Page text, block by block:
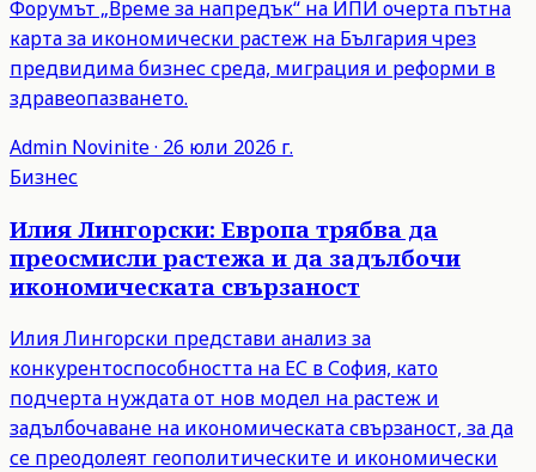
Форумът „Време за напредък“ на ИПИ очерта пътна
карта за икономически растеж на България чрез
предвидима бизнес среда, миграция и реформи в
здравеопазването.
Admin Novinite· 26 юли 2026 г.
Бизнес
Илия Лингорски: Европа трябва да
преосмисли растежа и да задълбочи
икономическата свързаност
Илия Лингорски представи анализ за
конкурентоспособността на ЕС в София, като
подчерта нуждата от нов модел на растеж и
задълбочаване на икономическата свързаност, за да
се преодолеят геополитическите и икономически